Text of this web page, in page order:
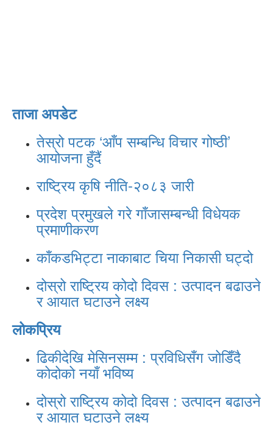
ताजा अपडेट
तेस्रो पटक ‘आँप सम्बन्धि विचार गोष्ठी’
आयोजना हुँदैं
राष्ट्रिय कृषि नीति-२०८३ जारी
प्रदेश प्रमुखले गरे गाँजासम्बन्धी विधेयक
प्रमाणीकरण
काँकडभिट्टा नाकाबाट चिया निकासी घट्दो
दोस्रो राष्ट्रिय कोदो दिवस : उत्पादन बढाउने
र आयात घटाउने लक्ष्य
लोकप्रिय
ढिकीदेखि मेसिनसम्म : प्रविधिसँग जोडिँदै
कोदोको नयाँ भविष्य
दोस्रो राष्ट्रिय कोदो दिवस : उत्पादन बढाउने
र आयात घटाउने लक्ष्य